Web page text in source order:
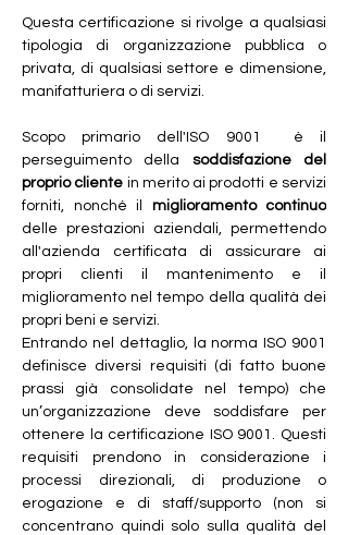
Questa certificazione si rivolge a qualsiasi
tipologia di organizzazione pubblica o
privata, di qualsiasi settore e dimensione,
manifatturiera o di servizi.
Scopo primario dell'ISO 9001  è il
perseguimento della soddisfazione del
proprio cliente in merito ai prodotti e servizi
forniti, nonché il miglioramento continuo
delle prestazioni aziendali, permettendo
all'azienda certificata di assicurare ai
propri clienti il mantenimento e il
miglioramento nel tempo della qualità dei
propri beni e servizi.
Entrando nel dettaglio, la norma ISO 9001
definisce diversi requisiti (di fatto buone
prassi già consolidate nel tempo) che
un’organizzazione deve soddisfare per
ottenere la certificazione ISO 9001. Questi
requisiti prendono in considerazione i
processi direzionali, di produzione o
erogazione e di staff/supporto (non si
concentrano quindi solo sulla qualità del